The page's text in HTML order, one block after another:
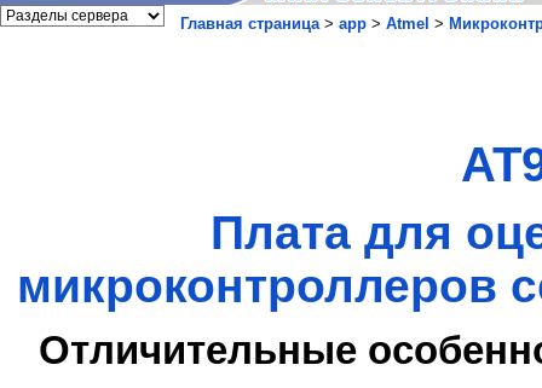
Главная страница> app > Atmel >
Плата для
микроконтроллеров
Отличительные